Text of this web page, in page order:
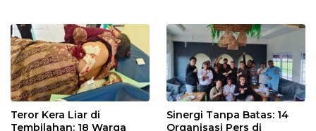
Teror Kera Liar di
Tembilahan: 18 Warga
Sinergi Tanpa Batas: 14
Organisasi Pers di